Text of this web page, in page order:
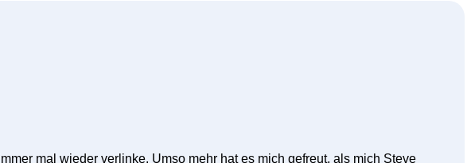
mal wieder verlinke. Umso mehr hat es mich gefreut, als mich Steve